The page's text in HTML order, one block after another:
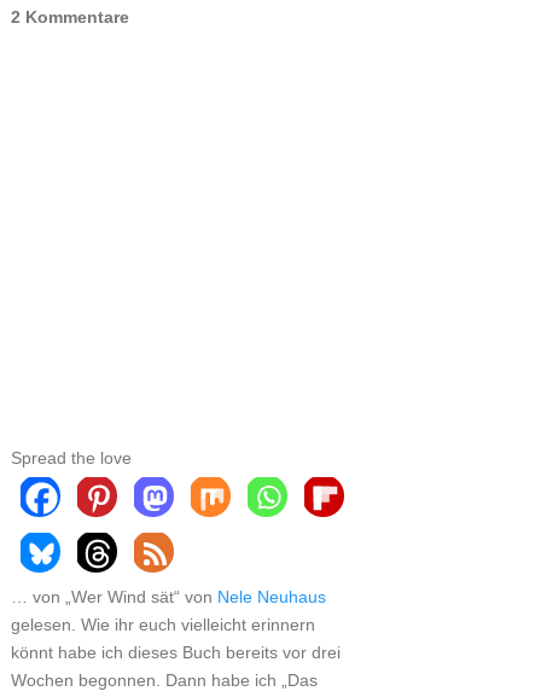
2 Kommentare
Spread the love
… von „Wer Wind sät“ von Nele Neuhaus
gelesen. Wie ihr euch vielleicht erinnern
könnt habe ich dieses Buch bereits vor drei
Wochen begonnen. Dann habe ich „Das